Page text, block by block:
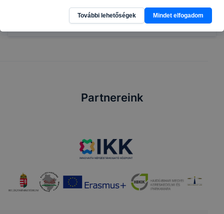
Partnereink
További lehetőségek Mindet elfogadom